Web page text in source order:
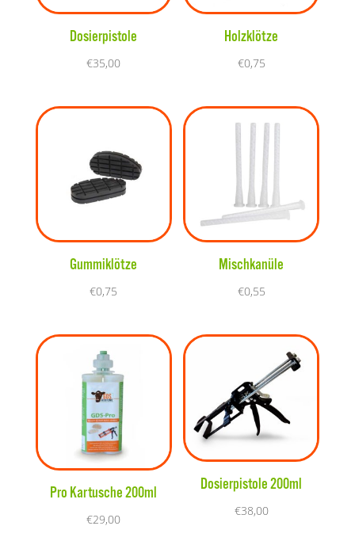
Dosierpistole
€35,00
Holzklötze
€0,75
Gummiklötze
€0,75
Mischkanüle
€0,55
Pro Kartusche 200ml
€29,00
Dosierpistole 200ml
€38,00